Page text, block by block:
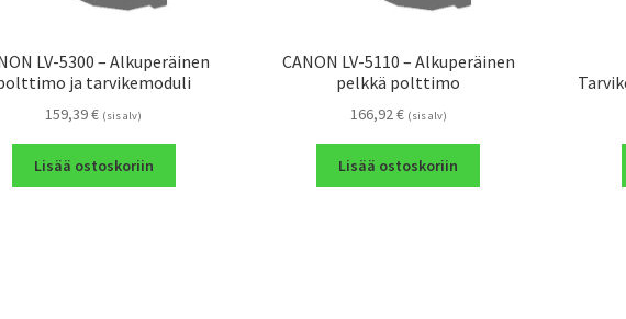
LV-5300 – Alkuperäinen
ja tarvikemoduli
159,39€ (sis alv)
Lisää ostoskoriin
CANON LV-5110 – Alkuperäinen
pelkkä polttimo
166,92€ (sis alv)
Lisää ostoskoriin